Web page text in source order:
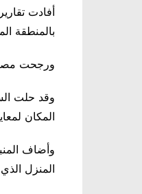
أفادت
بالمنطقة
ورجحت
وقد حلت
المكان
المنزل